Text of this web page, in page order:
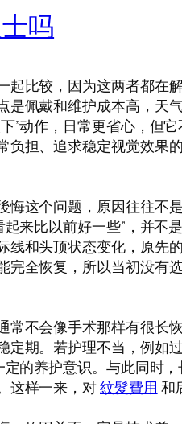
吗
起比较，因为这两者都在
是佩戴和维护成本高，天
”动作，日常更省心，但
负担、追求稳定视觉效果
悔这个问题，原因往往不
起来比以前好一些”，并
线和头顶状态变化，原先
完全恢复，所以当初没有
常不会像手术那样有很长
定期。若护理不当，例如
定的养护意识。与此同时
这样一来，对紋髮費用 和